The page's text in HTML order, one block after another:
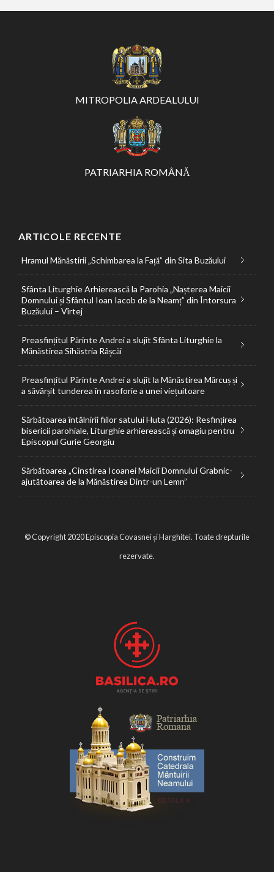
MITROPOLIA ARDEALULUI
PATRIARHIA ROMÂNĂ
ARTICOLE RECENTE
Hramul Mănăstirii „Schimbarea la Față” din Sita Buzăului
Sfânta Liturghie Arhierească la Parohia „Nașterea Maicii
Domnului și Sfântul Ioan Iacob de la Neamț” din Întorsura
Buzăului – Vîrtej
Preasfințitul Părinte Andrei a slujit Sfânta Liturghie la
Mănăstirea Sihăstria Râșcăi
Preasfințitul Părinte Andrei a slujit la Mănăstirea Mărcuș și
a săvârșit tunderea în rasoforie a unei viețuitoare
Sărbătoarea întâlnirii fiilor satului Huta (2026): Resfințirea
bisericii parohiale, Liturghie arhierească și omagiu pentru
Episcopul Gurie Georgiu
Sărbătoarea „Cinstirea Icoanei Maicii Domnului Grabnic-
ajutătoarea de la Mănăstirea Dintr-un Lemn”
© Copyright 2020 Episcopia Covasnei și Harghitei. Toate drepturile
rezervate.